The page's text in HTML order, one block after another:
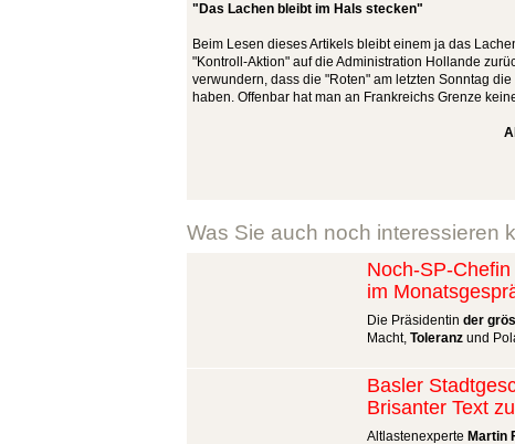
"Das Lachen bleibt im Hals stecken"
Beim Lesen dieses Artikels bleibt einem ja das
"Kontroll-Aktion" auf die Administration Hollande
verwundern, dass die "Roten" am letzten Sonntag
haben. Offenbar hat man an Frankreichs Grenze
Was Sie auch noch interessieren
Noch-SP-
im
Die Präsidentin der
Macht, Toleranz und
Basler
Brisanter Text
Altlastenexperte Martin